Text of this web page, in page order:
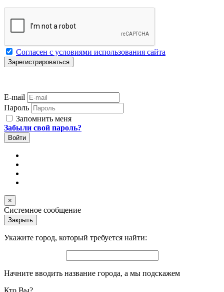
Согласен с условиями использования сайта
E-mail
Пароль
Запомнить меня
Забыли свой пароль?
×
Системное сообщение
Закрыть
Укажите город, который требуется найти:
Начните вводить название города, а мы подскажем
Кто Вы?